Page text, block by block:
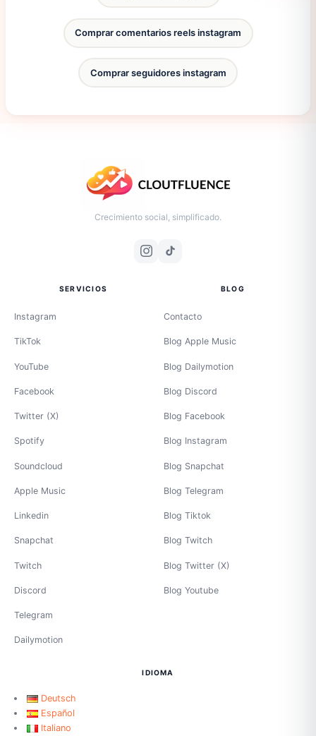
Comprar comentarios reels instagram
Comprar seguidores instagram
Crecimiento social, simplificado.
SERVICIOS
Instagram
TikTok
YouTube
Facebook
Twitter (X)
Spotify
Soundcloud
Apple Music
Linkedin
Snapchat
Twitch
Discord
Telegram
Dailymotion
BLOG
Contacto
Blog Apple Music
Blog Dailymotion
Blog Discord
Blog Facebook
Blog Instagram
Blog Snapchat
Blog Telegram
Blog Tiktok
Blog Twitch
Blog Twitter (X)
Blog Youtube
IDIOMA
Deutsch
Español
Italiano